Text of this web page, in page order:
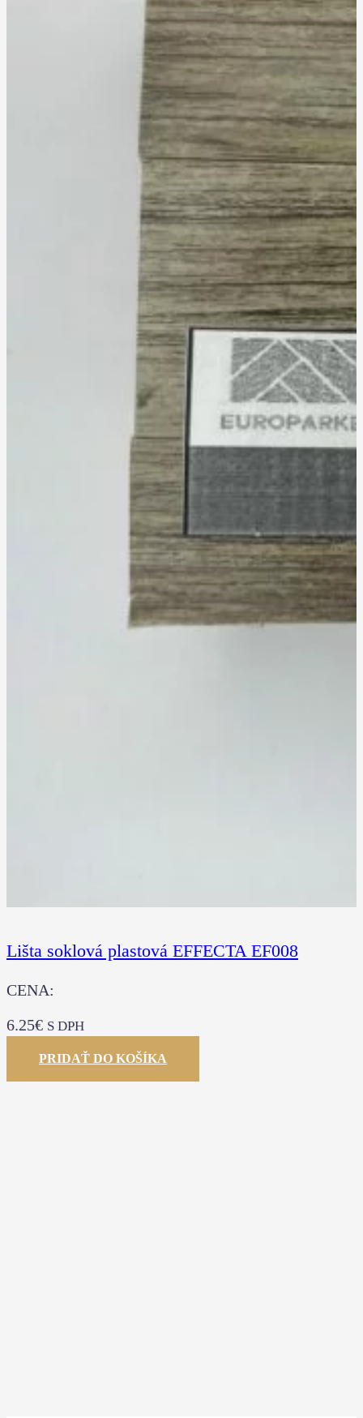
Lišta soklová plastová EFFECTA EF008
CENA:
6.25€ S DPH
PRIDAŤ DO KOŠÍKA